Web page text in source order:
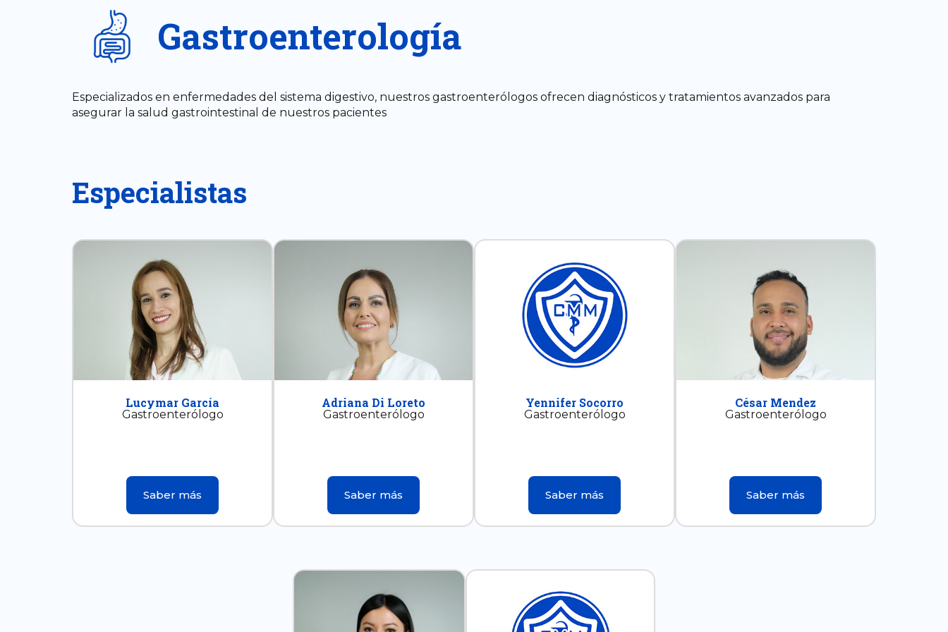
Gastroenterología
Especializados en enfermedades del sistema digestivo, nuestros gastroenterólogos ofrecen diagnósticos y tratamientos avanzados para
asegurar la salud gastrointestinal de nuestros pacientes
Especialistas
Lucymar García
Gastroenterólogo
Saber más
Adriana Di Loreto
Gastroenterólogo
Saber más
Yennifer Socorro
Gastroenterólogo
Saber más
César Mendez
Gastroenterólogo
Saber más